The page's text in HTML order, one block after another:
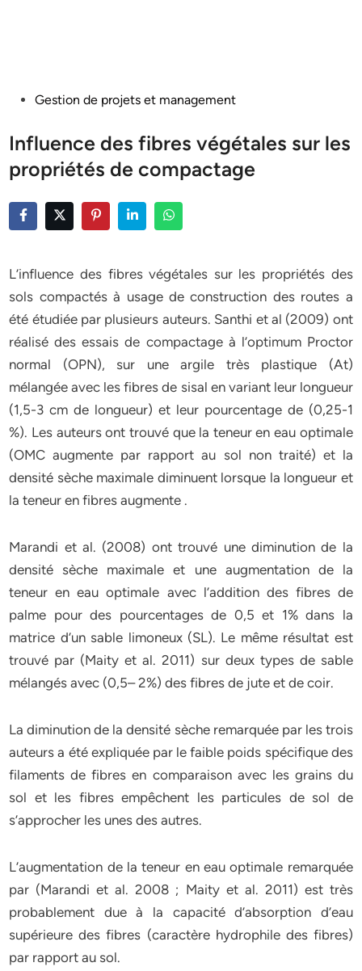
PostedGestion de projets et management
Influence des fibres végétales sur les
propriétés de compactage
L’influence des fibres végétales sur les propriétés des
sols compactés à usage de construction des routes a
été étudiée par plusieurs auteurs. Santhi et al (2009) ont
réalisé des essais de compactage à l’optimum Proctor
normal (OPN), sur une argile très plastique (At)
mélangée avec les fibres de sisal en variant leur longueur
(1,5-3 cm de longueur) et leur pourcentage de (0,25-1
%). Les auteurs ont trouvé que la teneur en eau optimale
(OMC augmente par rapport au sol non traité) et la
densité sèche maximale diminuent lorsque la longueur et
la teneur en fibres augmente .
Marandi et al. (2008) ont trouvé une diminution de la
densité sèche maximale et une augmentation de la
teneur en eau optimale avec l’addition des fibres de
palme pour des pourcentages de 0,5 et 1% dans la
matrice d’un sable limoneux (SL). Le même résultat est
trouvé par (Maity et al. 2011) sur deux types de sable
mélangés avec (0,5– 2%) des fibres de jute et de coir.
La diminution de la densité sèche remarquée par les trois
auteurs a été expliquée par le faible poids spécifique des
filaments de fibres en comparaison avec les grains du
sol et les fibres empêchent les particules de sol de
s’approcher les unes des autres.
L’augmentation de la teneur en eau optimale remarquée
par (Marandi et al. 2008 ; Maity et al. 2011) est très
probablement due à la capacité d’absorption d’eau
supérieure des fibres (caractère hydrophile des fibres)
par rapport au sol.